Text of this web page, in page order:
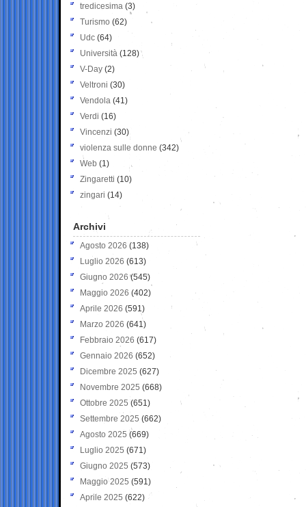
tredicesima (3)
Turismo (62)
Udc (64)
Università (128)
V-Day (2)
Veltroni (30)
Vendola (41)
Verdi (16)
Vincenzi (30)
violenza sulle donne (342)
Web (1)
Zingaretti (10)
zingari (14)
Archivi
Agosto 2026 (138)
Luglio 2026 (613)
Giugno 2026 (545)
Maggio 2026 (402)
Aprile 2026 (591)
Marzo 2026 (641)
Febbraio 2026 (617)
Gennaio 2026 (652)
Dicembre 2025 (627)
Novembre 2025 (668)
Ottobre 2025 (651)
Settembre 2025 (662)
Agosto 2025 (669)
Luglio 2025 (671)
Giugno 2025 (573)
Maggio 2025 (591)
Aprile 2025 (622)